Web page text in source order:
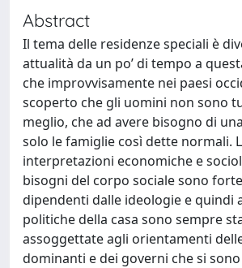
Abstract
Il tema delle residenze speciali è
attualità da un po’ di tempo a
che improvvisamente nei paesi
scoperto che gli uomini non sono
meglio, che ad avere bisogno di
solo le famiglie così dette normali.
interpretazioni economiche e
bisogni del corpo sociale sono
dipendenti dalle ideologie e quindi
politiche della casa sono sempre
assoggettate agli orientamenti
dominanti e dei governi che si